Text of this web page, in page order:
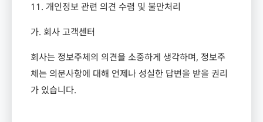
11. 개인정보 관련 의견 수렴 및 불만처리
가. 회사 고객센터
회사는 정보주체의 의견을 소중하게 생각하며, 정보주
체는 의문사항에 대해 언제나 성실한 답변을 받을 권리
가 있습니다.